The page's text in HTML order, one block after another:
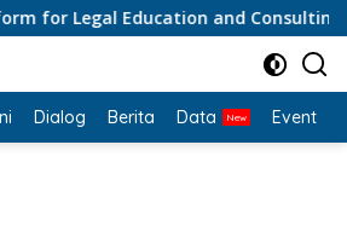
Legal Education and Consulting •
Dialog Berita Data Event